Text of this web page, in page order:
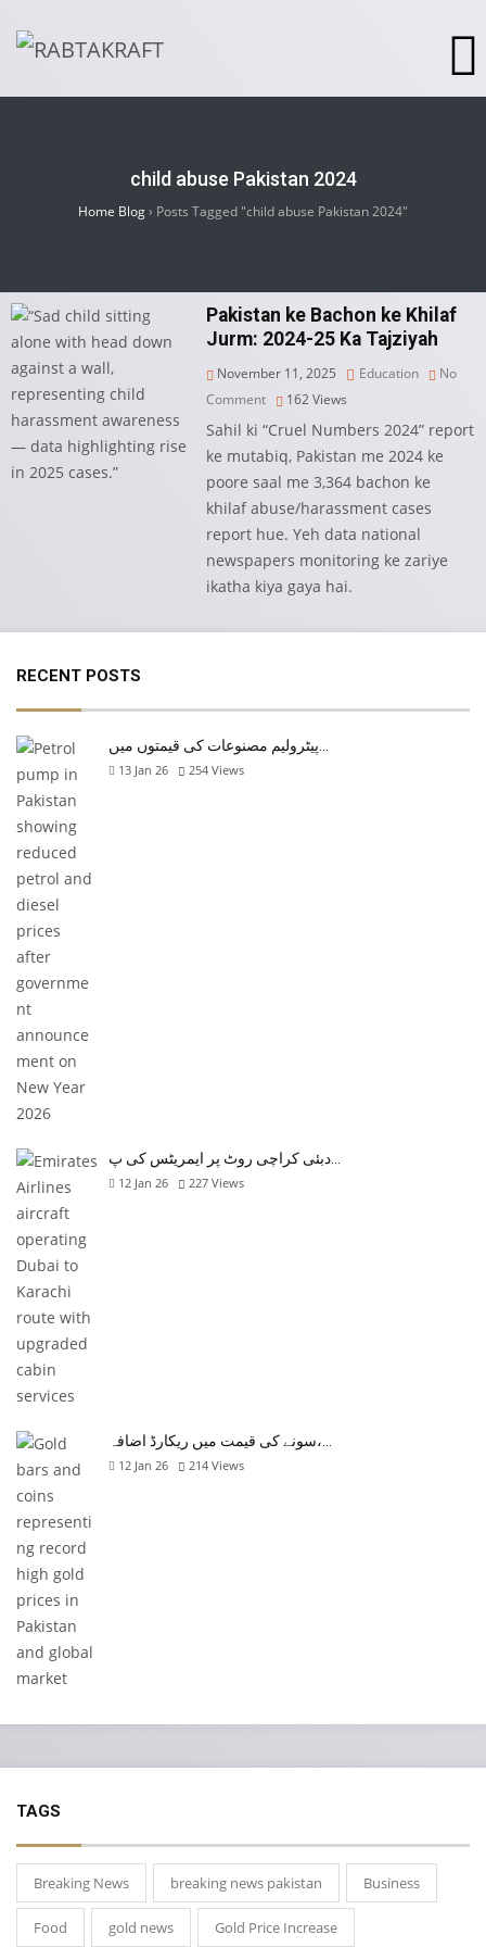
child abuse Pakistan 2024
Home Blog› Posts Tagged "child abuse Pakistan 2024"
Pakistan ke Bachon ke Khilaf
Jurm: 2024-25 Ka Tajziyah
November 11, 2025 Education
No
Comment
162Views
Sahil ki “Cruel Numbers 2024” report
ke mutabiq, Pakistan me 2024 ke
poore saal me 3,364 bachon ke
khilaf abuse/harassment cases
report hue. Yeh data national
newspapers monitoring ke zariye
ikatha kiya gaya hai.
RECENT POSTS
13 Jan 26 254 Views
12 Jan 26 227 Views
سونے کی قیمت میں ریکارڈ اضافہ،…
12 Jan 26 214 Views
TAGS
Breaking News breaking news pakistan Business
Food gold news Gold Price Increase